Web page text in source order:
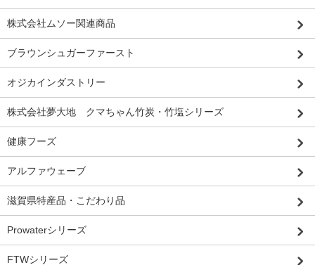
株式会社ムソー関連商品
ブラウンシュガーファースト
オジカインダストリー
株式会社夢大地 クマちゃん竹炭・竹塩シリーズ
健康フーズ
アルファウェーブ
滋賀県特産品・こだわり品
Prowaterシリーズ
FTWシリーズ